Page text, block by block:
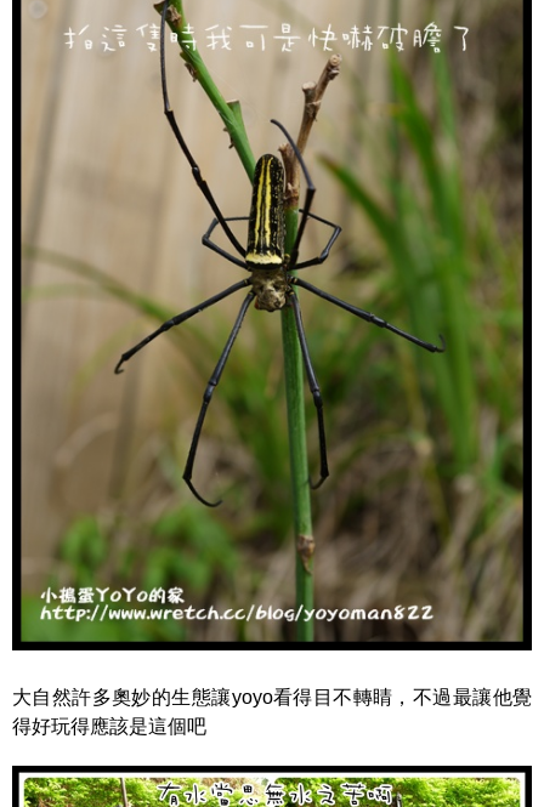
大自然許多奧妙的生態讓yoyo看得目不轉睛，不過最讓他覺
得好玩得應該是這個吧